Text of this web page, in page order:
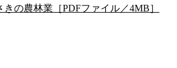
の農林業［PDFファイル／4MB］